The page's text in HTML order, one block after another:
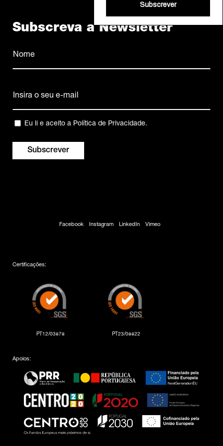
Subscreva a Newsletter
Privacidade
Eu li e aceito a Política de Privacidade.
Certificações:
PT12/03878 PT23/08822
Apoios:
Facebook Instagram LinkedIn Vimeo
Subscrever